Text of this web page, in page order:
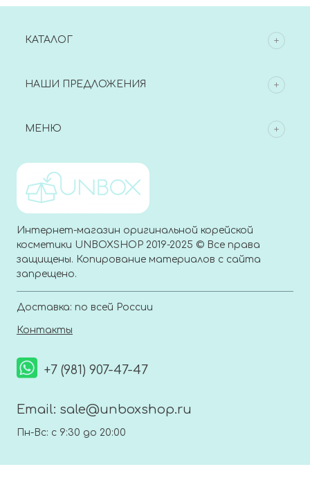
КАТАЛОГ
НАШИ ПРЕДЛОЖЕНИЯ
МЕНЮ
Интернет-магазин оригинальной корейской
косметики UNBOXSHOP 2019-2025 © Все права
защищены. Копирование материалов с сайта
запрещено.
Доставка: по всей России
Контакты
+7 (981) 907-47-47
Email: sale@unboxshop.ru
Пн-Вс: с 9:30 до 20:00